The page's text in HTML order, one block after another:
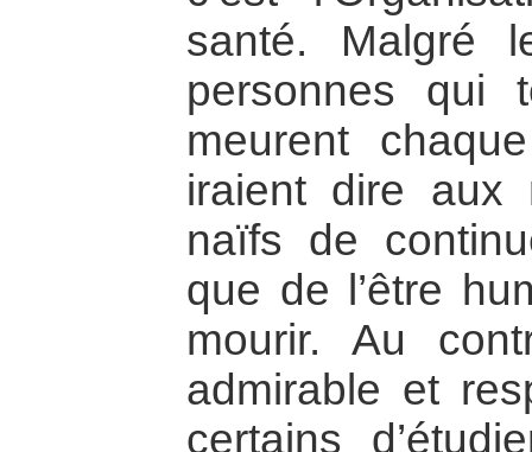
santé. Malgré
personnes qui
meurent
iraient dire aux
naïfs de
que de l’être
mourir. Au
admirable et
certains